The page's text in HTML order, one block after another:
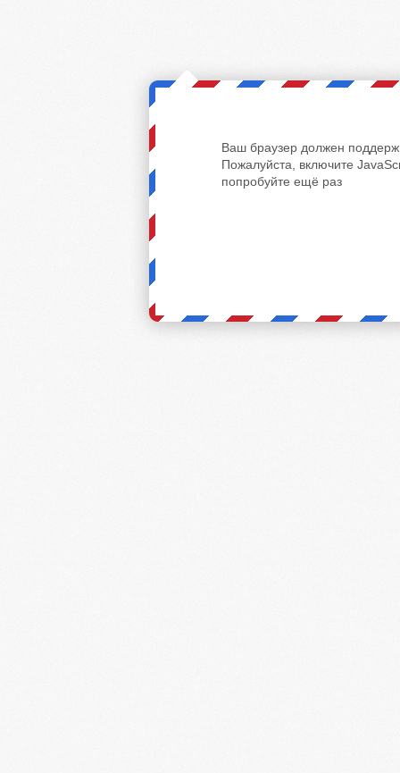
Ваш браузер должен
Пожалуйста, включите
попробуйте ещё раз